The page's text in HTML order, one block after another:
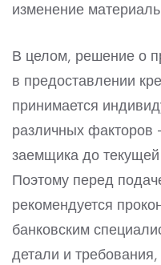
изменение
В целом, решение о
в предоставлении
принимается
различных факторов
заемщика до текущей
Поэтому перед
рекомендуется
банковским
детали и